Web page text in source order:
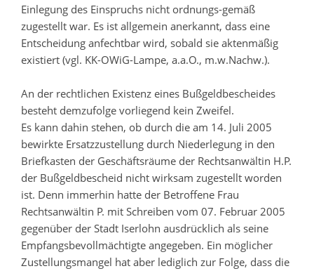
Einlegung des Einspruchs nicht ordnungs-gemäß
zugestellt war. Es ist allgemein anerkannt, dass eine
Entscheidung anfechtbar wird, sobald sie aktenmäßig
existiert (vgl. KK-OWiG-Lampe, a.a.O., m.w.Nachw.).
An der rechtlichen Existenz eines Bußgeldbescheides
besteht demzufolge vorliegend kein Zweifel.
Es kann dahin stehen, ob durch die am 14. Juli 2005
bewirkte Ersatzzustellung durch Niederlegung in den
Briefkasten der Geschäftsräume der Rechtsanwältin H.P.
der Bußgeldbescheid nicht wirksam zugestellt worden
ist. Denn immerhin hatte der Betroffene Frau
Rechtsanwältin P. mit Schreiben vom 07. Februar 2005
gegenüber der Stadt Iserlohn ausdrücklich als seine
Empfangsbevollmächtigte angegeben. Ein möglicher
Zustellungsmangel hat aber lediglich zur Folge, dass die